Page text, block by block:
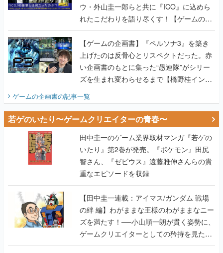
ウ・外山圭一郎らと共に『ICO』に込めら
れたこだわりを語り尽くす！【ゲームの企
画書】
【ゲームの企画書】『ペルソナ3』を築き
上げたのは反骨心とリスペクトだった。赤
い企画書のもとに集った“愚連隊”がシリー
ズを生まれ変わらせるまで【橋野桂インタ
ゲームの企画書の記事一覧
若ゲのいたり〜ゲームクリエイターの青春〜
田中圭一のゲーム業界取材マンガ『若ゲの
いたり』第2巻が発売。『ポケモン』田尻
智さん、『ゼビウス』遠藤雅伸さんらの貴
重なエピソードを収録
【田中圭一連載：アイマス/ガンダム 戦場
の絆 編】わがままな王様のわがままなニー
ズを満たす！──小山順一朗が貫く姿勢に、
ゲームクリエイターとしての矜持を見た
【若ゲのいたり最終回】